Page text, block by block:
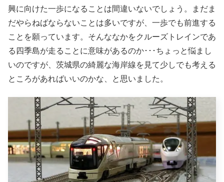
興に向けた一歩になることは間違いないでしょう。まだま
だやらねばならないことは多いですが、一歩でも前進する
ことを願っています。そんななかをクルーズトレインであ
る四季島が走ることに意味があるのか･･･ちょっと悩まし
いのですが、茨城県の綺麗な海岸線を見て少しでも考える
ところがあればいいのかな、と思いました。